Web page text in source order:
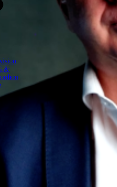
&